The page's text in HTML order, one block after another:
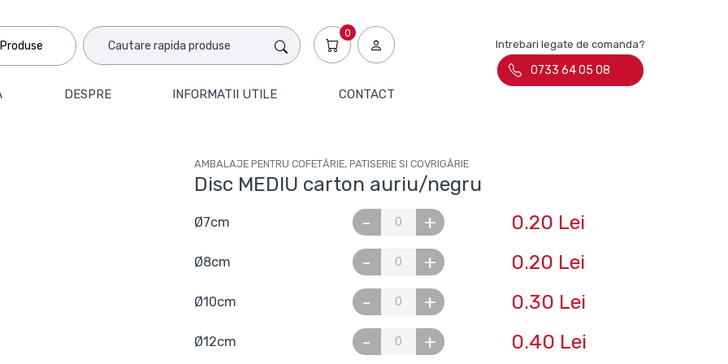
Produse
0
DESPRE INFORMATII UTILE CONTACT
Intrebari legate de comanda?
0733 64 05 08
AMBALAJE PENTRU COFETĂRIE, PATISERIE SI COVRIGĂRIE
Disc MEDIU carton auriu/negru
Ø7cm - + 0.20 Lei
Ø8cm - + 0.20 Lei
Ø10cm - + 0.30 Lei
Ø12cm - + 0.40 Lei